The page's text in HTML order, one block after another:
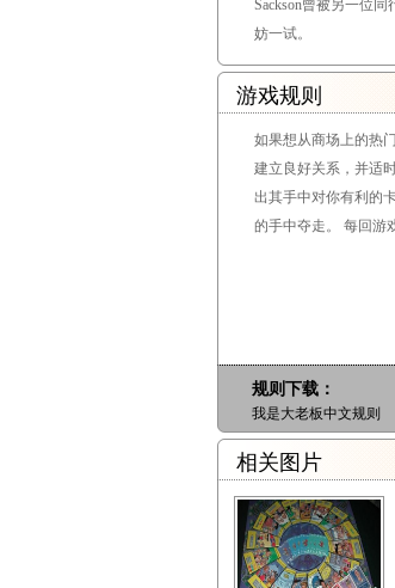
Sackson曾被另一位
妨一试。
游戏规则
如果想从商场上的热
建立良好关系，并适
出其手中对你有利的
的手中夺走。 每回游
规则下载：
我是大老板中文规则
相关图片